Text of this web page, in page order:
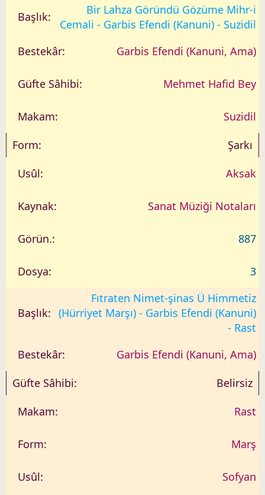
Bir Lahza Göründü Gözüme Mihr-i
Cemali - Garbis Efendi (Kanuni) - Suzidil
Garbis Efendi (Kanuni, Ama)
Mehmet Hafid Bey
Suzidil
Şarkı
Aksak
Sanat Müziği Notaları
887
3
Fıtraten Nimet-şinas Ü Himmetiz
(Hürriyet Marşı) - Garbis Efendi (Kanuni)
- Rast
Garbis Efendi (Kanuni, Ama)
Belirsiz
Rast
Marş
Sofyan